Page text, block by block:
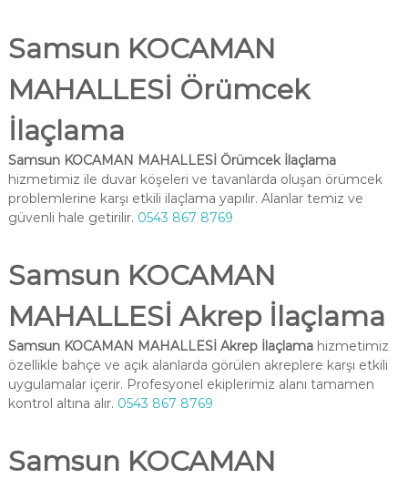
Samsun KOCAMAN
MAHALLESİ Örümcek
İlaçlama
Samsun KOCAMAN MAHALLESİ Örümcek İlaçlama
hizmetimiz ile duvar köşeleri ve tavanlarda oluşan örümcek
problemlerine karşı etkili ilaçlama yapılır. Alanlar temiz ve
güvenli hale getirilir. 0543 867 8769
Samsun KOCAMAN
MAHALLESİ Akrep İlaçlama
Samsun KOCAMAN MAHALLESİ Akrep İlaçlamahizmetimiz
özellikle bahçe ve açık alanlarda görülen akreplere karşı etkili
uygulamalar içerir. Profesyonel ekiplerimiz alanı tamamen
kontrol altına alır. 0543 867 8769
Samsun KOCAMAN